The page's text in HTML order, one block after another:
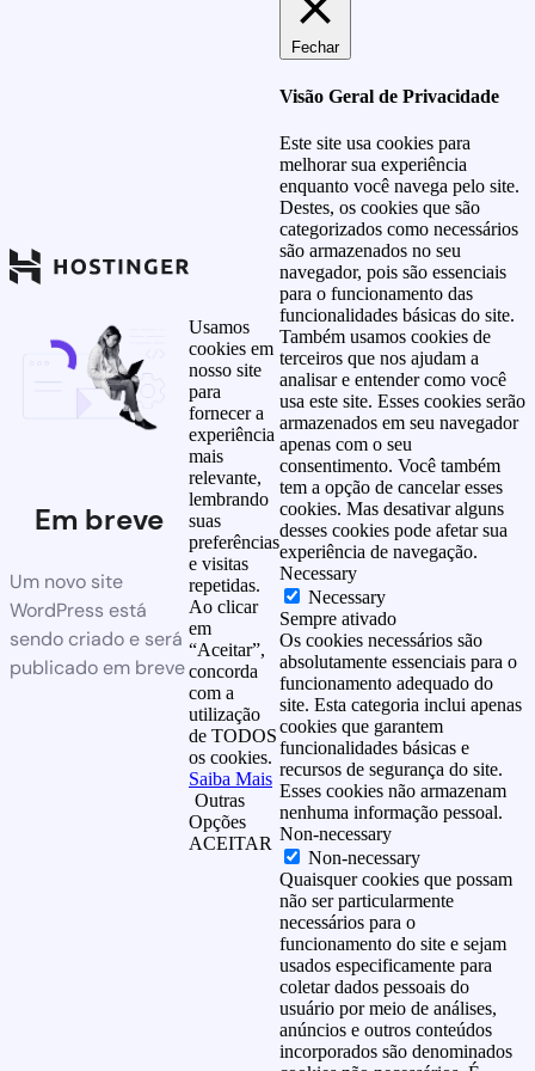
Em breve
Um novo site
WordPress está
sendo criado e será
publicado em breve
Usamos
cookies em
nosso site
para
fornecer a
experiência
mais
relevante,
lembrando
suas
preferências
e visitas
repetidas.
Ao clicar
em
“Aceitar”,
concorda
com a
utilização
de TODOS
os cookies.
Saiba Mais
Outras
Opções
ACEITAR
Fechar
Visão Geral de Privacidade
Este site usa cookies para
melhorar sua experiência
enquanto você navega pelo site.
Destes, os cookies que são
categorizados como necessários
são armazenados no seu
navegador, pois são essenciais
para o funcionamento das
funcionalidades básicas do site.
Também usamos cookies de
terceiros que nos ajudam a
analisar e entender como você
usa este site. Esses cookies serão
armazenados em seu navegador
apenas com o seu
consentimento. Você também
tem a opção de cancelar esses
cookies. Mas desativar alguns
desses cookies pode afetar sua
experiência de navegação.
Necessary
Necessary
Sempre ativado
Os cookies necessários são
absolutamente essenciais para o
funcionamento adequado do
site. Esta categoria inclui apenas
cookies que garantem
funcionalidades básicas e
recursos de segurança do site.
Esses cookies não armazenam
nenhuma informação pessoal.
Non-necessary
Non-necessary
Quaisquer cookies que possam
não ser particularmente
necessários para o
funcionamento do site e sejam
usados especificamente para
coletar dados pessoais do
usuário por meio de análises,
anúncios e outros conteúdos
incorporados são denominados